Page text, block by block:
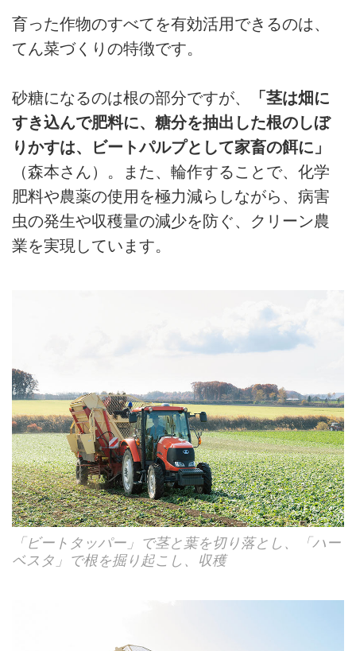
育った作物のすべてを有効活用できるのは、
てん菜づくりの特徴です。
砂糖になるのは根の部分ですが、
「茎は畑に
すき込んで肥料に、糖分を抽出した根のしぼ
りかすは、ビートパルプとして家畜の餌に」
（森本さん）。また、輪作することで、化学
肥料や農薬の使用を極力減らしながら、病害
虫の発生や収穫量の減少を防ぐ、クリーン農
業を実現しています。
「ビートタッパー」で茎と葉を切り落とし、「ハー
ベスタ」で根を掘り起こし、収穫